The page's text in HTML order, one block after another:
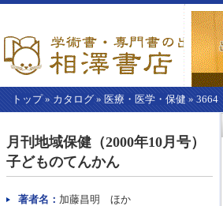
トップ» カタログ » 医療・医学・保健 » 3664
カ
こ
か
ら
本
文】
月刊地域保健（2000年10月号）
子どものてんかん
著者名： 加藤昌明 ほか